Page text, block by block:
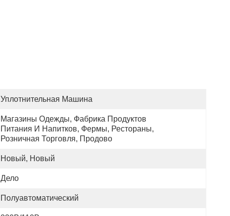
Уплотнительная Машина
Магазины Одежды, Фабрика Продуктов
Питания И Напитков, Фермы, Рестораны,
Розничная Торговля, Продово
Новый, Новый
Дело
Полуавтоматический